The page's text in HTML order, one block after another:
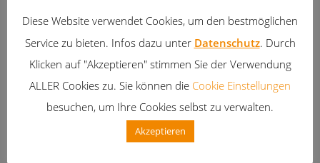
Ähnliche Produkte
Pflanzliche Kohleseife
Diese Website verwendet Cookies, um den bestmöglichen
Service zu bieten. Infos dazu unter Datenschutz. Durch
Klicken auf "Akzeptieren" stimmen Sie der Verwendung
ALLER Cookies zu. Sie können die Cookie Einstellungen
besuchen, um Ihre Cookies selbst zu verwalten.
Akzeptieren